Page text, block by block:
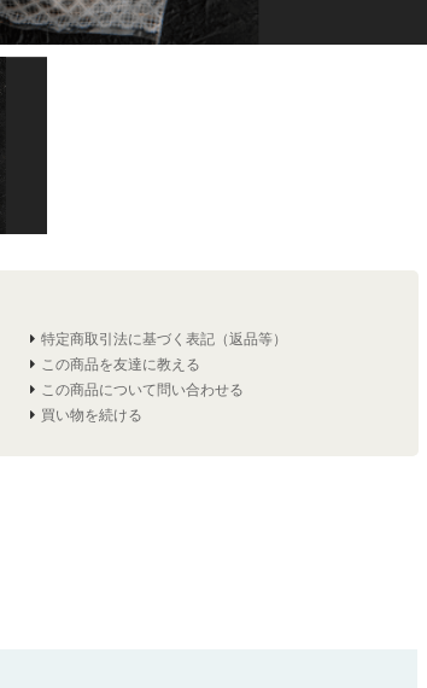
特定商取引法に基づく表記（返品等）
この商品を友達に教える
この商品について問い合わせる
買い物を続ける